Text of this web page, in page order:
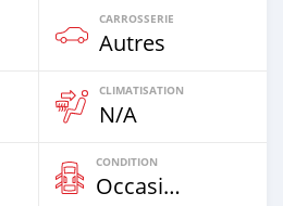
CARROSSERIE
Autres
CLIMATISATION
N/A
CONDITION
Occasion